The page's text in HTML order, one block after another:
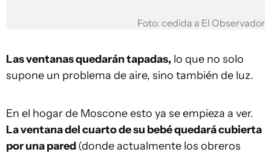
Foto: cedida a El Observador
Las ventanas quedarán tapadas, lo que no solo
supone un problema de aire, sino también de luz.
En el hogar de Moscone esto ya se empieza a ver.
La ventana del cuarto de su bebé quedará cubierta
por una pared(donde actualmente los obreros